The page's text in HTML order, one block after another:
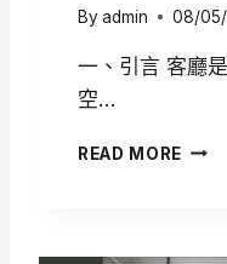
Byadmin 08/
一、引言 客廳
空…
READ MORE 客